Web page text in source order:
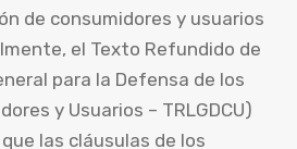
de consumidores y usuarios
el Texto Refundido de
para la Defensa de los
y Usuarios – TRLGDCU)
las cláusulas de los